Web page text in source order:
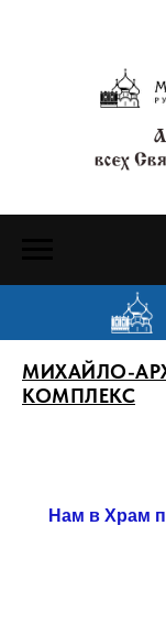
МИХАЙЛО-
КОМПЛЕКС
Нам в Храм